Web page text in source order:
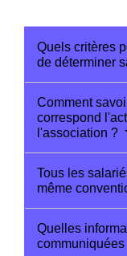
Quels critères
de déterminer
Comment
correspond
l'association ?
Tous les
même
Quelles